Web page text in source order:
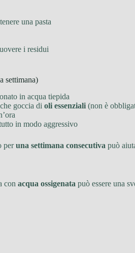
una pasta
i residui
settimana)
in acqua tiepida
goccia di oli essenziali (non è
in modo aggressivo
peruna settimana consecutiva può
con acqua ossigenata può essere una